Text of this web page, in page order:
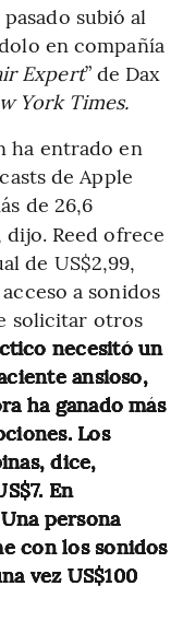
subió al
en compañía
Expert” de Dax
York Times.
ha entrado en
de Apple
de 26,6
Reed ofrece
de US$2,99,
a sonidos
solicitar otros
necesitó un
ansioso,
ha ganado más
Los
dice,
En
persona
con los sonidos
vez US$100